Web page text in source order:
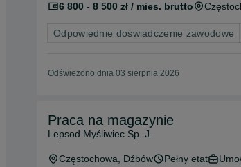
6 800 - 8 500 zł / mies. brutto
Odpowiednie doświadczenie zawodowe
Odświeżono dnia 03 sierpnia 2026
Praca na magazynie
Lepsod Myśliwiec Sp. J.
Częstochowa , Dźbów Pełny etat